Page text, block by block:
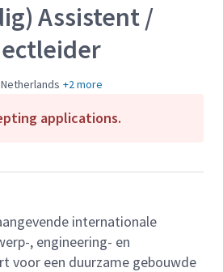
Assistent /
+2 more
applications.
internationale
, engineering- en
voor een duurzame gebouwde